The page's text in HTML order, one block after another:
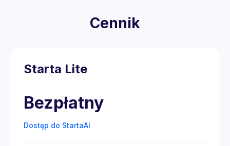
Cennik
Starta Lite
Bezpłatny
Dostęp do StartaAI